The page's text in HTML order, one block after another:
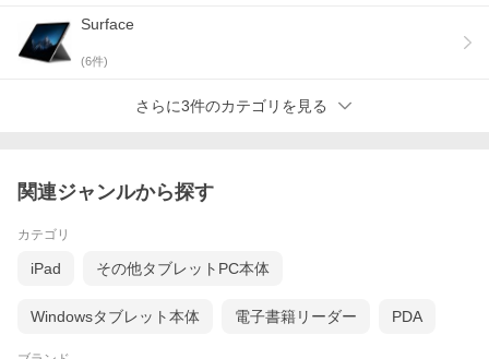
Surface
(6件)
さらに3件のカテゴリを見る
関連ジャンルから探す
カテゴリ
iPad その他タブレットPC本体
Windowsタブレット本体 電子書籍リーダー PDA